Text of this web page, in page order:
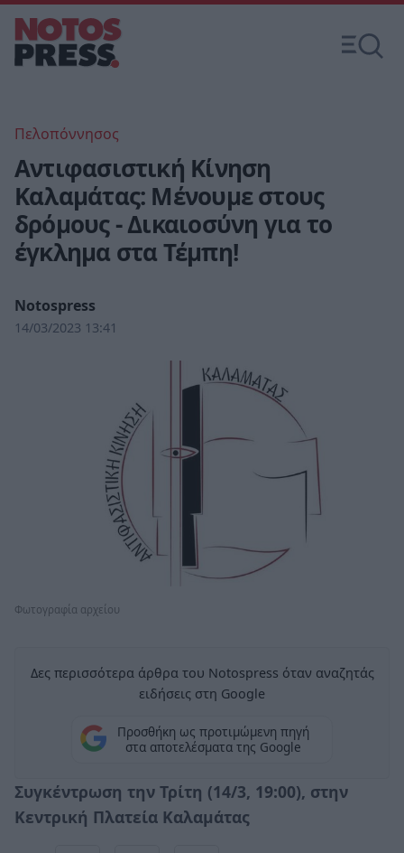
Πελοπόννησος
Αντιφασιστική Κίνηση
Καλαμάτας: Μένουμε στους
δρόμους - Δικαιοσύνη για το
έγκλημα στα Τέμπη!
Notospress
14/03/2023 13:41
Φωτογραφία αρχείου
Δες περισσότερα άρθρα του Notospress όταν αναζητάς
ειδήσεις στη Google
Προσθήκη ως προτιμώμενη πηγή
στα αποτελέσματα της Google
Συγκέντρωση την Τρίτη (14/3, 19:00), στην
Κεντρική Πλατεία Καλαμάτας